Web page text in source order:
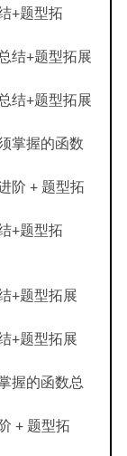
+题型拓
结+题型拓展
结+题型拓展
掌握的函数
阶 + 题型拓
+题型拓
+题型拓展
+题型拓展
握的函数总
+ 题型拓